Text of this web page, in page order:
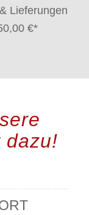
Lieferungen
€*
dazu!